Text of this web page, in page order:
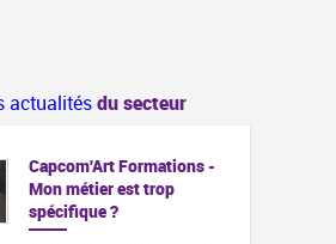
actualitésdu secteur
Capcom'Art Formations -
Mon métier est trop
spécifique ?